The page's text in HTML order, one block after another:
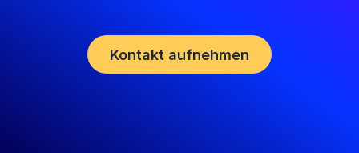
Kontakt aufnehmen